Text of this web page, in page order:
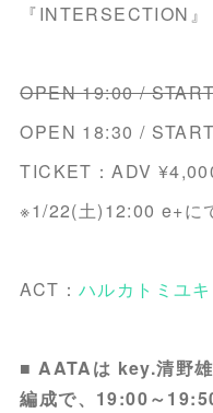
『INTERSECTION』
OPEN 19:00 /
OPEN 18:30 /
TICKET：ADV
※1/22(土)12:00 e+に
ACT： ハルカトミユキ
■ AATAは key.清野
編成で、19:00～